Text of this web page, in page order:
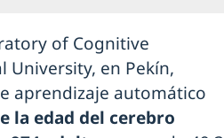
of Cognitive
University, en Pekín,
aprendizaje automático
la edad del cerebro